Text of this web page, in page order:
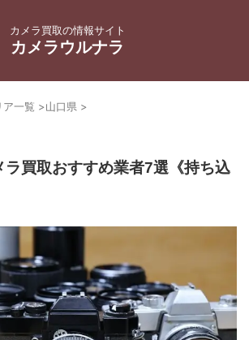
カメラ買取の情報サイト
カメラウルナラ
ア一覧 >山口県 >
ラ買取おすすめ業者7選《持ち込